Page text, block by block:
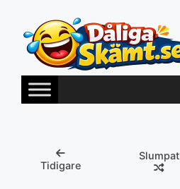
innehåll
Tidigare
Slumpat